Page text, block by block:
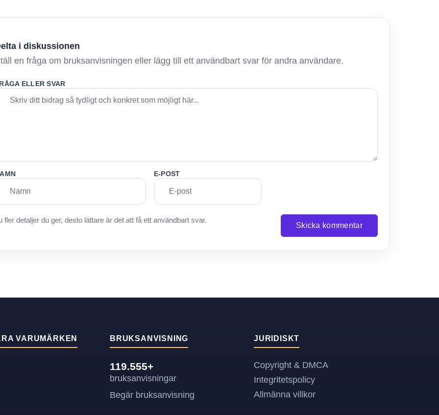
i diskussionen
en fråga om bruksanvisningen eller lägg till ett användbart svar för andra användare.
ELLER SVAR
E-POST
fler detaljer du ger, desto lättare är det att få ett användbart svar.
Skicka kommentar
VARUMÄRKEN BRUKSANVISNING
119.555+
bruksanvisningar
Begär bruksanvisning
JURIDISKT
Copyright & DMCA
Integritetspolicy
Allmänna villkor